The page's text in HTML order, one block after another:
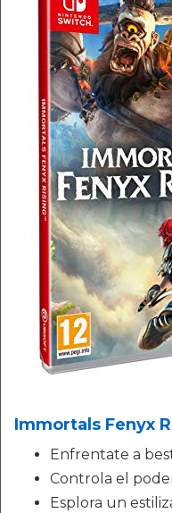
Immortals Fenyx
Enfrentate a
Controla el
Esplora un